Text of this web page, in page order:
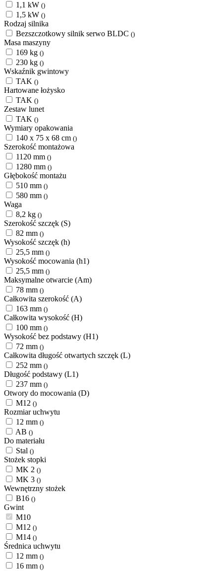
1,1 kW ()
1,5 kW ()
Rodzaj silnika
Bezszczotkowy silnik serwo BLDC ()
Masa maszyny
169 kg ()
230 kg ()
Wskaźnik gwintowy
TAK ()
Hartowane łożysko
TAK ()
Zestaw lunet
TAK ()
Wymiary opakowania
140 x 75 x 68 cm ()
Szerokość montażowa
1120 mm ()
1280 mm ()
Głębokość montażu
510 mm ()
580 mm ()
Waga
8,2 kg ()
Szerokość szczęk (S)
82 mm ()
Wysokość szczęk (h)
25,5 mm ()
Wysokość mocowania (h1)
25,5 mm ()
Maksymalne otwarcie (Am)
78 mm ()
Całkowita szerokość (A)
163 mm ()
Całkowita wysokość (H)
100 mm ()
Wysokość bez podstawy (H1)
72 mm ()
Całkowita długość otwartych szczęk (L)
252 mm ()
Długość podstawy (L1)
237 mm ()
Otwory do mocowania (D)
M12 ()
Rozmiar uchwytu
12 mm ()
AB ()
Do materiału
Stal ()
Stożek stopki
MK 2 ()
MK 3 ()
Wewnętrzny stożek
B16 ()
Gwint
M10
M12 ()
M14 ()
Średnica uchwytu
12 mm ()
16 mm ()